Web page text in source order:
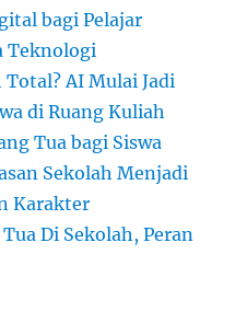
bagi Pelajar
Teknologi
AI Mulai Jadi
di Ruang Kuliah
Tua bagi Siswa
Sekolah Menjadi
Karakter
Di Sekolah, Peran